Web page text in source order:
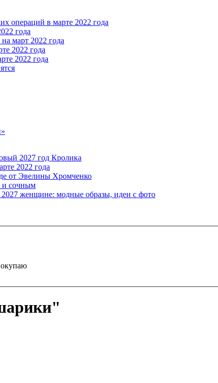
операций в марте 2022 года
года
март 2022 года
2022 года
2022 года
2027 год Кролика
2022 года
от Эвелины Хромченко
и сочным
2027 женщине: модные образы, идеи с фото